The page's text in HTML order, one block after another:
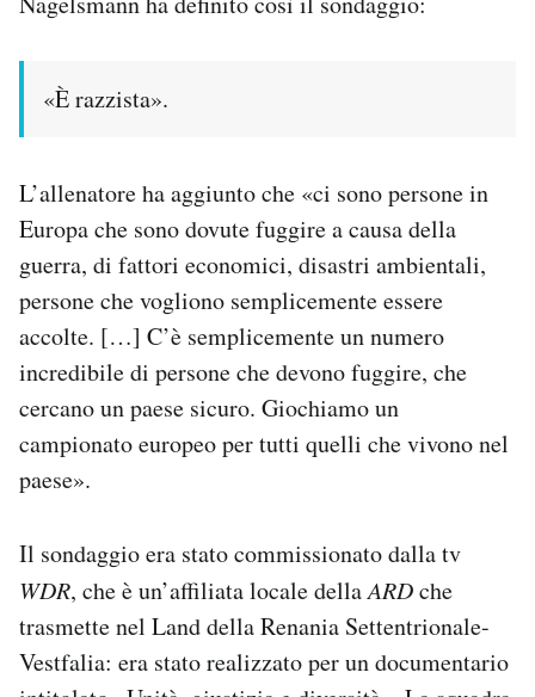
«È razzista».
L’allenatore ha aggiunto che «ci sono persone in
Europa che sono dovute fuggire a causa della
guerra, di fattori economici, disastri ambientali,
persone che vogliono semplicemente essere
accolte. […] C’è semplicemente un numero
incredibile di persone che devono fuggire, che
cercano un paese sicuro. Giochiamo un
campionato europeo per tutti quelli che vivono nel
paese».
Il sondaggio era stato commissionato dalla tv
WDR, che è un’affiliata locale dellaARDche
trasmette nel Land della Renania Settentrionale-
Vestfalia: era stato realizzato per un documentario